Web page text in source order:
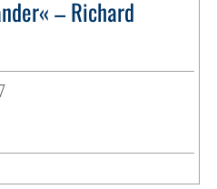
– Richard